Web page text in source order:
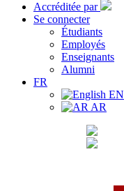
Accréditée par
Se connecter
Étudiants
Employés
Enseignants
Alumni
FR
EN
AR